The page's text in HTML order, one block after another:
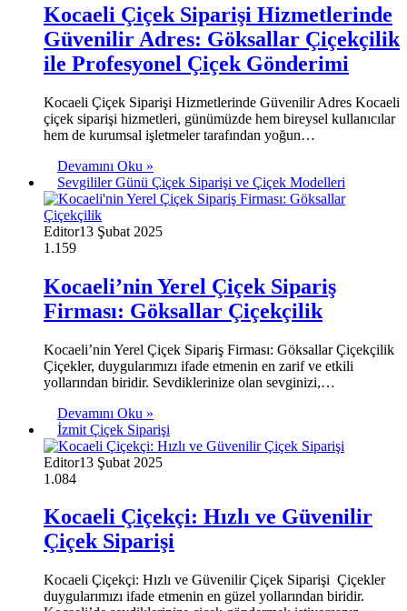
Kocaeli Çiçek Siparişi Hizmetlerinde
Güvenilir Adres: Göksallar Çiçekçilik
ile Profesyonel Çiçek Gönderimi
Kocaeli Çiçek Siparişi Hizmetlerinde Güvenilir Adres Kocaeli
çiçek siparişi hizmetleri, günümüzde hem bireysel kullanıcılar
hem de kurumsal işletmeler tarafından yoğun…
Devamını Oku »
Sevgililer Günü Çiçek Siparişi ve Çiçek Modelleri
Editor13 Şubat 2025
1.159
Kocaeli’nin Yerel Çiçek Sipariş
Firması: Göksallar Çiçekçilik
Kocaeli’nin Yerel Çiçek Sipariş Firması: Göksallar Çiçekçilik
Çiçekler, duygularımızı ifade etmenin en zarif ve etkili
yollarından biridir. Sevdiklerinize olan sevginizi,…
Devamını Oku »
İzmit Çiçek Siparişi
Editor13 Şubat 2025
1.084
Kocaeli Çiçekçi: Hızlı ve Güvenilir
Çiçek Siparişi
Kocaeli Çiçekçi: Hızlı ve Güvenilir Çiçek Siparişi Çiçekler
duygularımızı ifade etmenin en güzel yollarından biridir.